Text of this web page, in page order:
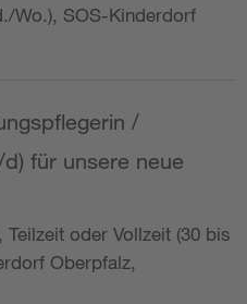
Wo.), SOS-Kinderdorf
/
für unsere neue
oder Vollzeit (30 bis
Oberpfalz,